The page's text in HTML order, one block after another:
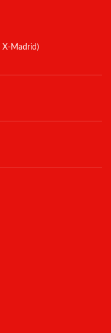
X-Madrid)